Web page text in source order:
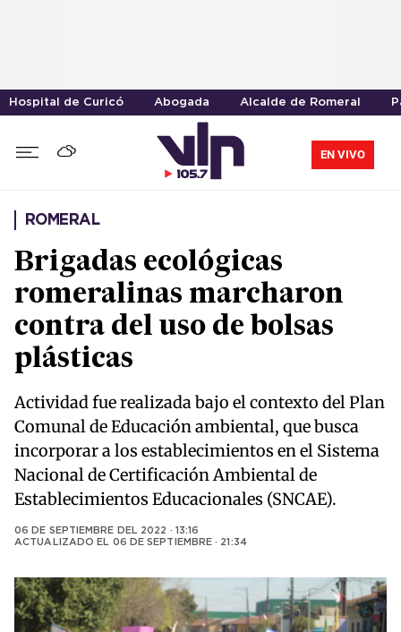
Hospital de Curicó Abogada Alcalde de Romeral
EN VIVO
ROMERAL
Brigadas ecológicas
romeralinas marcharon
contra del uso de bolsas
plásticas
Actividad fue realizada bajo el contexto del Plan
Comunal de Educación ambiental, que busca
incorporar a los establecimientos en el Sistema
Nacional de Certificación Ambiental de
Establecimientos Educacionales (SNCAE).
06 DE SEPTIEMBRE DEL 2022 · 13:16
ACTUALIZADO EL 06 DE SEPTIEMBRE · 21:34